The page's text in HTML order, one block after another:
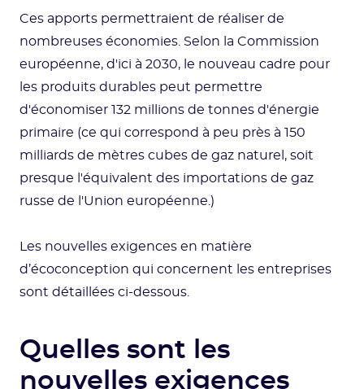
Ces apports permettraient de réaliser de
nombreuses économies. Selon la Commission
européenne, d'ici à 2030, le nouveau cadre pour
les produits durables peut permettre
d'économiser 132 millions de tonnes d'énergie
primaire (ce qui correspond à peu près à 150
milliards de mètres cubes de gaz naturel, soit
presque l'équivalent des importations de gaz
russe de l'Union européenne.)
Les nouvelles exigences en matière
d’écoconception qui concernent les entreprises
sont détaillées ci-dessous.
Quelles sont les
nouvelles exigences